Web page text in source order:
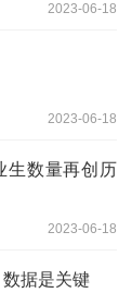
2023-06-18
2023-06-18
生数量再创历
2023-06-18
据是关键